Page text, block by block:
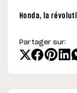
Honda, la
Partager sur: